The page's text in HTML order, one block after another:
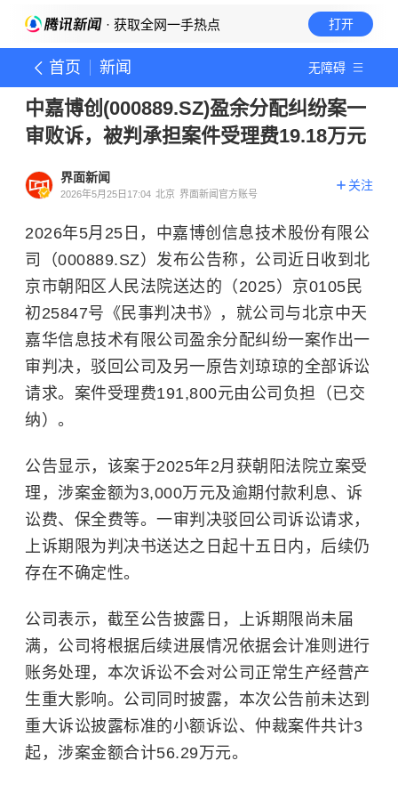
· 获取全网一手热点 打开
首页 新闻 无障碍
中嘉博创(000889.SZ)盈余分配纠纷案一
审败诉，被判承担案件受理费19.18万元
界面新闻
2026年5月25日17:04 北京 界面新闻官方账号
关注
2026年5月25日，中嘉博创信息技术股份有限公
司（000889.SZ）发布公告称，公司近日收到北
京市朝阳区人民法院送达的（2025）京0105民
初25847号《民事判决书》，就公司与北京中天
嘉华信息技术有限公司盈余分配纠纷一案作出一
审判决，驳回公司及另一原告刘琼琼的全部诉讼
请求。案件受理费191,800元由公司负担（已交
纳）。
公告显示，该案于2025年2月获朝阳法院立案受
理，涉案金额为3,000万元及逾期付款利息、 诉
讼费、保全费等。一审判决驳回公司诉讼请求，
上诉期限为判决书送达之日起十五日内，后续仍
存在不确定性。
公司表示，截至公告披露日，上诉期限尚未届
满，公司将根据后续进展情况依据会计准则 进行
账务处理，本次诉讼不会对公司正常生产经营产
生重大影响。公司同时披露，本次公告前未达到
重大诉讼披露标准的小额诉讼、仲裁案件共计3
起，涉案金额合计56.29万元。